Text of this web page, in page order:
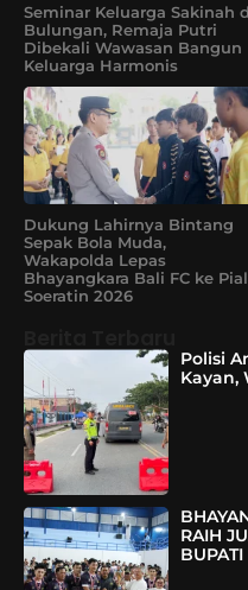
Seminar Keluarga Sakinah
Bulungan, Remaja Putri
Dibekali Wawasan Bangun
Keluarga Harmonis
Dukung Lahirnya Bintang
Sepak Bola Muda,
Wakapolda Lepas
Bhayangkara Bali FC ke
Soeratin 2026
Polisi
Kayan,
RAIH